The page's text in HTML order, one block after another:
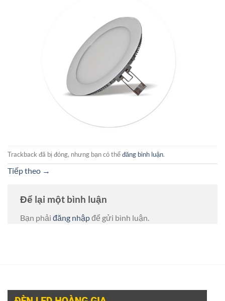
Trackback đã bị đóng, nhưng bạn có thểđăng bình luận.
Tiếp theo →
Để lại một bình luận
Bạn phải đăng nhậpđể gửi bình luận.